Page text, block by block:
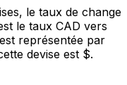
le taux de change
le taux CAD vers
représentée par
devise est $.